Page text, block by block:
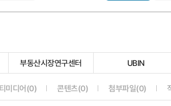
부동산시장연구센터
선
택
UBIN
선
택
안
됨
미디어(0)선택안됨콘텐츠(0)선택안됨첨부파일(0)선택안